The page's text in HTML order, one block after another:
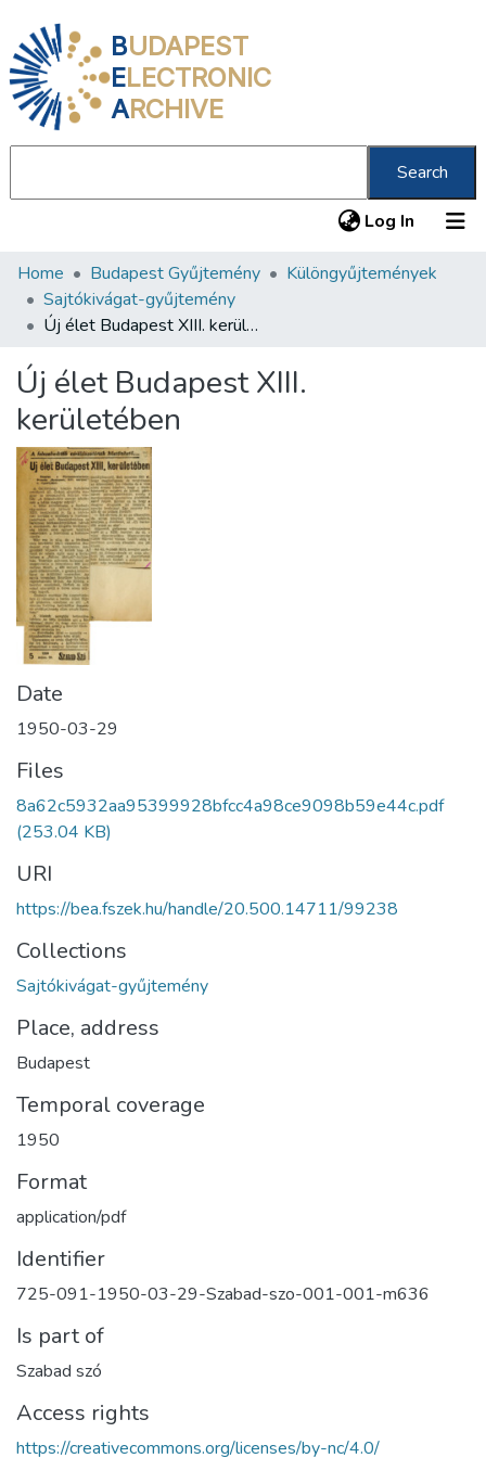
BUDAPEST
ELECTRONIC
ARCHIVE
Search
Log In (current)
Communities & Collections
All of DSpace
Statistics
About us
Home Budapest Gyűjtemény
Különgyűjtemények
Sajtókivágat-gyűjtemény
Új élet Budapest XIII. kerületében
Új élet Budapest XIII.
kerületében
Date
1950-03-29
Files
8a62c5932aa95399928bfcc4a98ce9098b59e44c.pdf
(253.04 KB)
URI
https://bea.fszek.hu/handle/20.500.14711/99238
Collections
Sajtókivágat-gyűjtemény
Place, address
Budapest
Temporal coverage
1950
Format
application/pdf
Identifier
725-091-1950-03-29-Szabad-szo-001-001-m636
Is part of
Szabad szó
Access rights
https://creativecommons.org/licenses/by-nc/4.0/